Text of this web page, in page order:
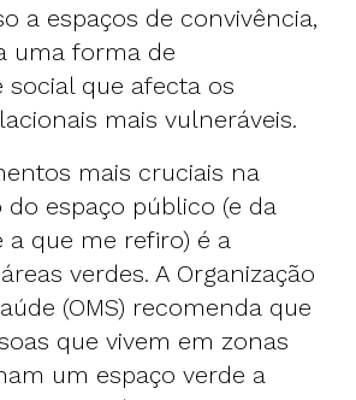
a espaços de convivência,
uma forma de
social que afecta os
mais vulneráveis.
mais cruciais na
do espaço público (e da
a que me refiro) é a
verdes. A Organização
(OMS) recomenda que
que vivem em zonas
um espaço verde a